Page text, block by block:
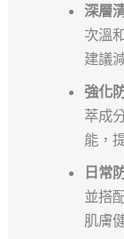
深層
次溫
建議
強化
萃成
能，
日常
並搭
肌膚